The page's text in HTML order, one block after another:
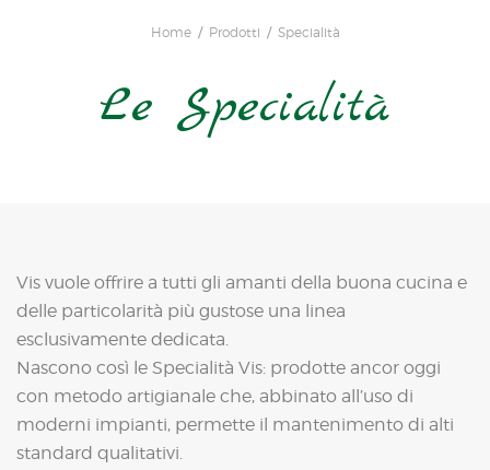
Home Prodotti Specialità
Le Specialità
Vis vuole offrire a tutti gli amanti della buona cucina e
delle particolarità più gustose una linea
esclusivamente dedicata.
Nascono così le Specialità Vis: prodotte ancor oggi
con metodo artigianale che, abbinato all’uso di
moderni impianti, permette il mantenimento di alti
standard qualitativi.